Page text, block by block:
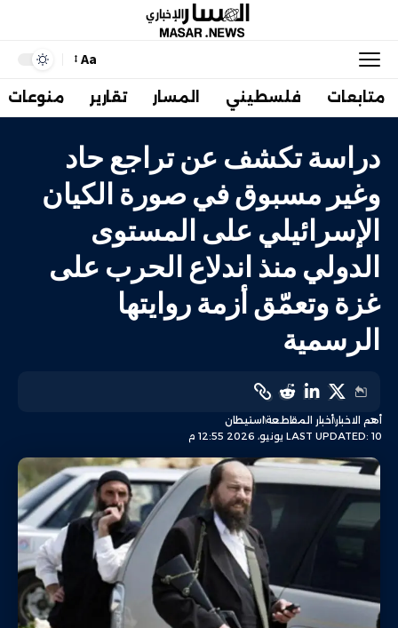
Aa
متابعات فلسطيني المسار تقارير منوعات
دراسة تكشف عن تراجع حاد
وغير مسبوق في صورة الكيان
الإسرائيلي على المستوى
الدولي منذ اندلاع الحرب على
غزة وتعمّق أزمة روايتها
الرسمية
LAST UPDATED: 10 يونيو، 2026 12:55 م
أهم الاخبارأخبار المقاطعةاستيطان